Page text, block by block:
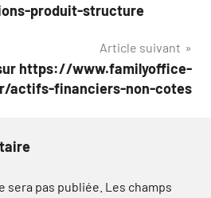
produit-structure
Article suivant
https://www.familyoffice-
actifs-financiers-non-cotes
sera pas publiée. Les champs